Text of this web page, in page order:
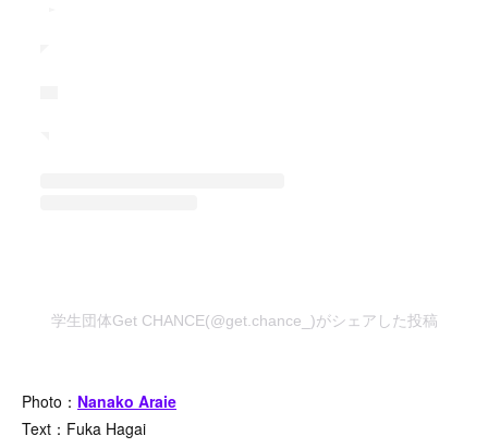
学生団体Get CHANCE(@get.chance_)がシェアした投稿
Photo： Nanako Araie
Text：Fuka Hagai